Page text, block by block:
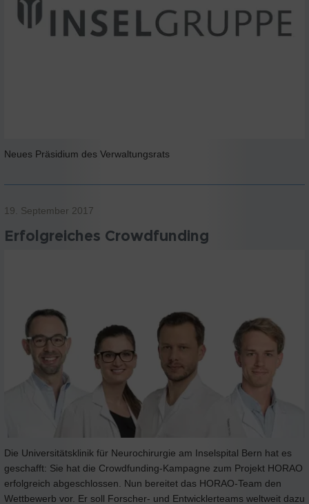
Neues Präsidium des Verwaltungsrats
19. September 2017
Erfolgreiches Crowdfunding
Die Universitätsklinik für Neurochirurgie am Inselspital Bern hat es
geschafft: Sie hat die Crowdfunding-Kampagne zum Projekt HORAO
erfolgreich abgeschlossen. Nun bereitet das HORAO-Team den
Wettbewerb vor. Er soll Forscher- und Entwicklerteams weltweit dazu